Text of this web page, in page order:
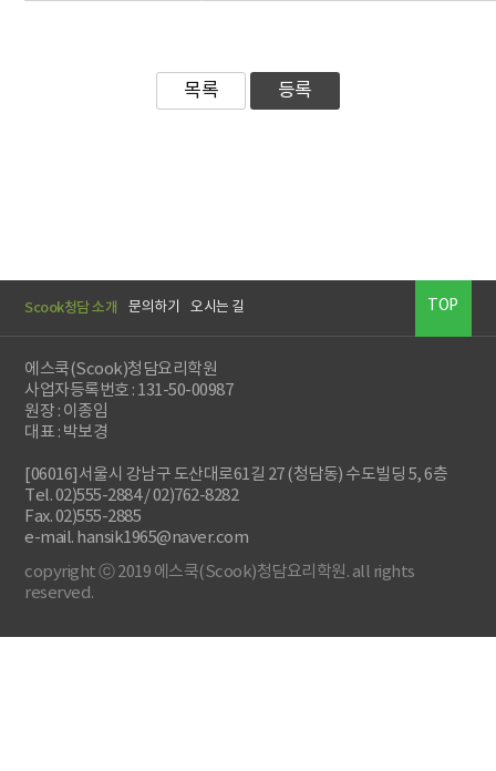
목록 등록
Scook청담 소개 문의하기 오시는 길
에스쿡(Scook)청담요리학원
사업자등록번호 : 131-50-00987
원장 : 이종임
대표 : 박보경
[06016]서울시 강남구 도산대로61길 27 (청담동) 수도빌딩 5, 6층
Tel. 02)555-2884 / 02)762-8282
Fax. 02)555-2885
e-mail. hansik1965@naver.com
copyright ⓒ 2019 에스쿡(Scook)청담요리학원. all rights
reserved.
TOP